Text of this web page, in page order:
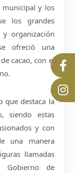
y los
los grandes
organización
ofreció una
cacao, con el
que destaca la
siendo estas
y con
una manera
llamadas
Gobierno de